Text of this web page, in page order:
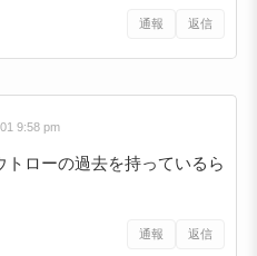
通報 返信
9:58 pm
ローの過去を持っているら
通報 返信